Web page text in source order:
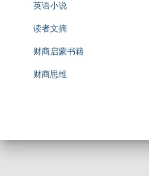
英语小说
读者文摘
财商启蒙书籍
财商思维